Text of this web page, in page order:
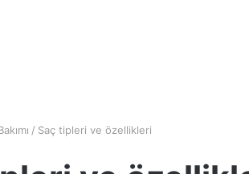
/ Saç tipleri ve özellikleri